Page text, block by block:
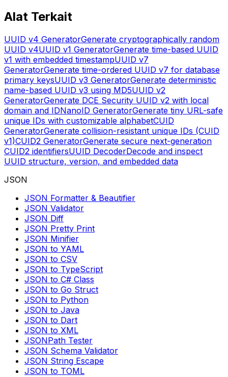
Alat Terkait
UUID v4 GeneratorGenerate cryptographically random
UUID v4UUID v1 GeneratorGenerate time-based UUID
v1 with embedded timestampUUID v7
GeneratorGenerate time-ordered UUID v7 for database
primary keysUUID v3 GeneratorGenerate deterministic
name-based UUID v3 using MD5UUID v2
GeneratorGenerate DCE Security UUID v2 with local
domain and IDNanoID GeneratorGenerate tiny URL-safe
unique IDs with customizable alphabetCUID
GeneratorGenerate collision-resistant unique IDs (CUID
v1)CUID2 GeneratorGenerate secure next-generation
CUID2 identifiersUUID DecoderDecode and inspect
UUID structure, version, and embedded data
JSON
JSON Formatter & Beautifier
JSON Validator
JSON Diff
JSON Pretty Print
JSON Minifier
JSON to YAML
JSON to CSV
JSON to TypeScript
JSON to C# Class
JSON to Go Struct
JSON to Python
JSON to Java
JSON to Dart
JSON to XML
JSONPath Tester
JSON Schema Validator
JSON String Escape
JSON to TOML